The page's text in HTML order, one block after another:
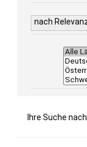
nach
Ihre Suche